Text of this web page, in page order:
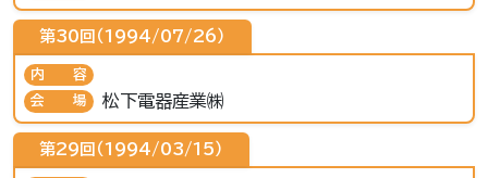
第30回（1994/07/26）
内容
会場
松下電器産業㈱
第29回（1994/03/15）